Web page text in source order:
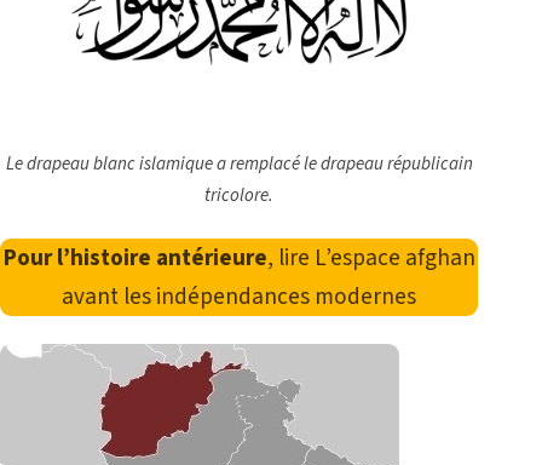
Le drapeau blanc islamique a remplacé le drapeau républicain
tricolore.
Pour l’histoire antérieure, lire L’espace afghan
avant les indépendances modernes